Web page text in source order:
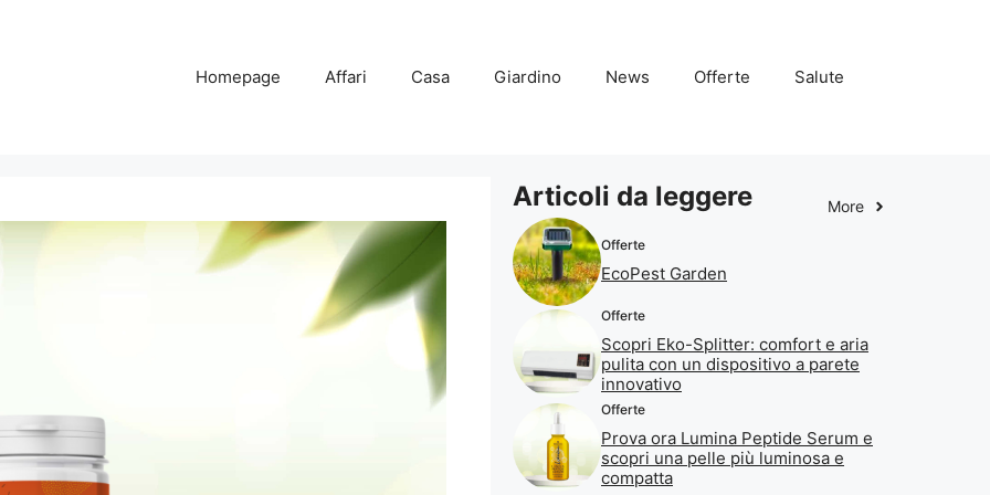
Homepage Affari Casa Giardino News Offerte Salute
Articoli da leggere More
Offerte
EcoPest Garden
Offerte
Scopri Eko-Splitter: comfort e aria
pulita con un dispositivo a parete
innovativo
Offerte
Prova ora Lumina Peptide Serum e
scopri una pelle più luminosa e
compatta